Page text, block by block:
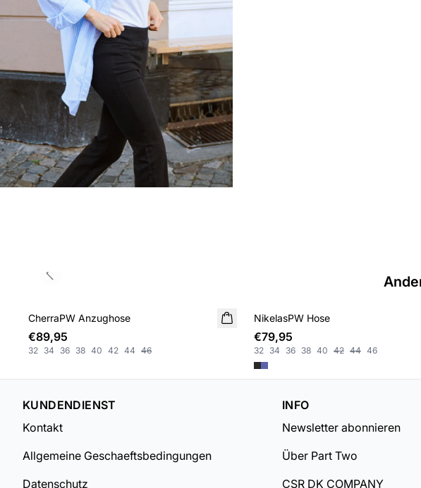
NEUHEIT
CherraPW Anzughose
€89,95
32 34 36 38 40 42 44 46
NikelasPW Hose
€79,95
32 34 36 38 40 42 44 46
Previous slide
KUNDENDIENST
Kontakt
Allgemeine Geschaeftsbedingungen
Datenschutz
INFO
Newsletter abonnieren
Über Part Two
CSR DK COMPANY